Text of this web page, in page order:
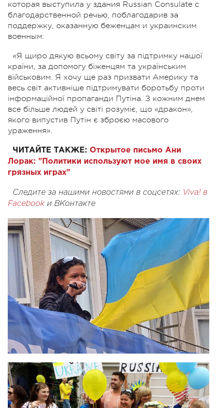
которая выступила у здания Russian Consulate с
благодарственной речью, поблагодарив за
поддержку, оказанную беженцам и украинским
военным:
«Я щиро дякую всьому світу за підтримку нашої
країни, за допомогу біженцям та українським
військовим. Я хочу ще раз призвати Америку та
весь світ активніше підтримувати боротьбу проти
інформаційної пропаганди Путіна. З кожним днем
все більше людей у світі розуміє, що «дракон»,
якого випустив Путін є зброєю масового
ураження».
ЧИТАЙТЕ ТАКЖЕ: Открытое письмо Ани
Лорак: "Политики используют мое имя в своих
грязных играх"
Следите за нашими новостями в соцсетях: Viva! в
Facebook и ВКонтакте